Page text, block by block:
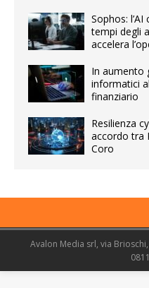
Sophos:
tempi degli
accelera
In aumento
informatici
finanziario
Resilienza
accordo tra
Coro
Avalon Media srl, via